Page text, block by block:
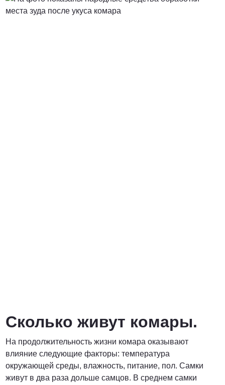
Сколько живут комары.
На продолжительность жизни комара оказывают
влияние следующие факторы: температура
окружающей среды, влажность, питание, пол. Самки
живут в два раза дольше самцов. В среднем самки